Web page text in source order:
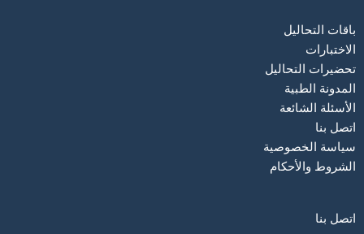
باقات التحاليل
الاختبارات
تحضيرات التحاليل
المدونة الطبية
الأسئلة الشائعة
اتصل بنا
سياسة الخصوصية
الشروط والأحكام
اتصل بنا